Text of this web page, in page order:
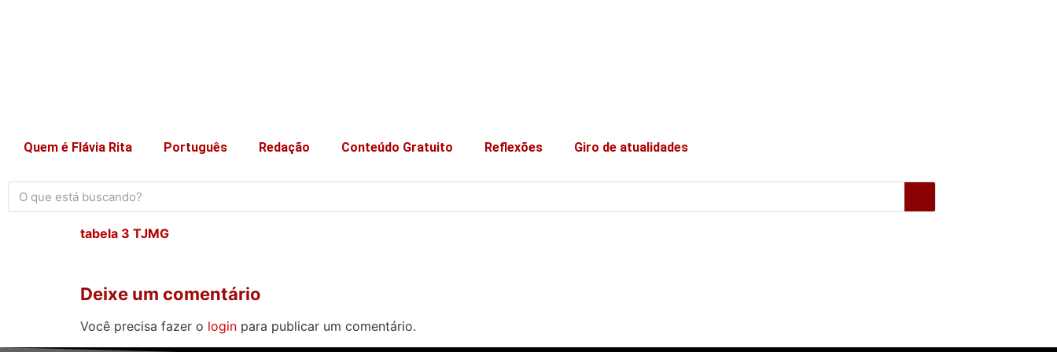
Quem é Flávia Rita Português Redação Conteúdo Gratuito Reflexões Giro de atualidades
tabela 3 TJMG
Deixe um comentário
Você precisa fazer o login para publicar um comentário.